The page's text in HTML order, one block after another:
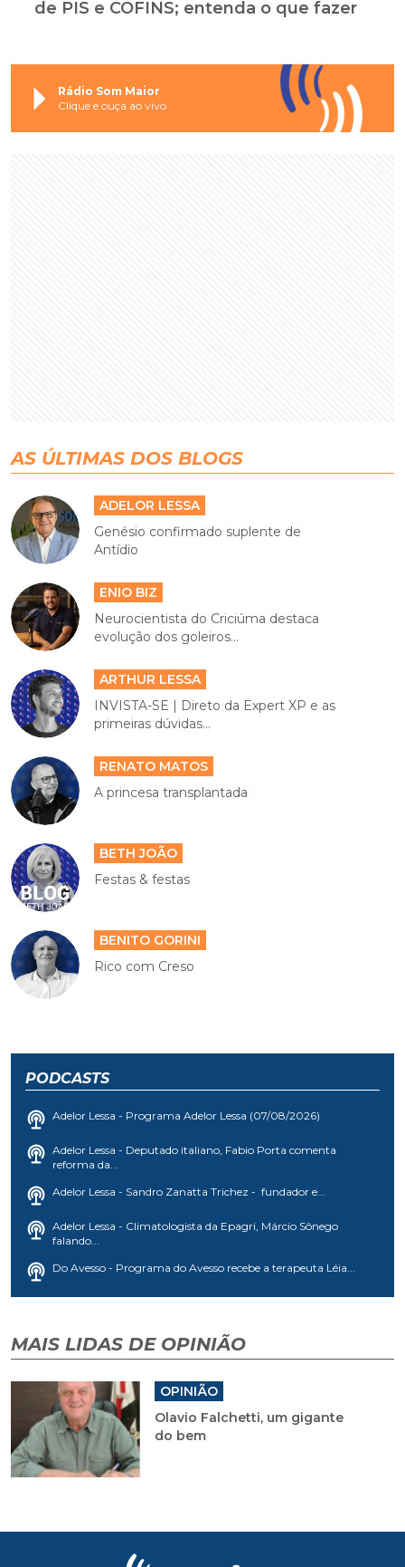
de PIS e COFINS; entenda o que fazer
Rádio Som Maior
Clique e ouça ao vivo
AS ÚLTIMAS DOS BLOGS
ADELOR LESSA
Genésio confirmado suplente de
Antídio
ENIO BIZ
Neurocientista do Criciúma destaca
evolução dos goleiros...
ARTHUR LESSA
INVISTA-SE | Direto da Expert XP e as
primeiras dúvidas...
RENATO MATOS
A princesa transplantada
BETH JOÃO
Festas & festas
BENITO GORINI
Rico com Creso
PODCASTS
Adelor Lessa - Programa Adelor Lessa (07/08/2026)
Adelor Lessa - Deputado italiano, Fabio Porta comenta
reforma da...
Adelor Lessa - Sandro Zanatta Trichez - fundador e...
Adelor Lessa - Climatologista da Epagri, Márcio Sônego
falando...
Do Avesso - Programa do Avesso recebe a terapeuta Léia...
MAIS LIDAS DE OPINIÃO
OPINIÃO
Olavio Falchetti, um gigante
do bem